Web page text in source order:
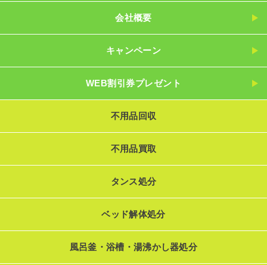
会社概要
キャンペーン
WEB割引券プレゼント
不用品回収
不用品買取
タンス処分
ベッド解体処分
風呂釜・浴槽・湯沸かし器処分